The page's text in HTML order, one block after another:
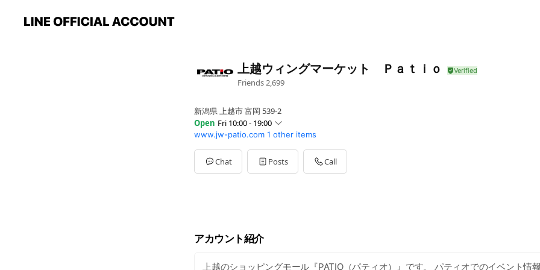
上越ウィングマーケット Ｐａｔｉｏ
Friends 2,699
新潟県 上越市 富岡 539-2
Open Fri 10:00 - 19:00
Sun10:00 - 19:00
Mon10:00 - 19:00
Tue10:00 - 19:00
Wed10:00 - 19:00
www.jw-patio.com 1 other items
Chat Posts Call
アカウント紹介
上越のショッピングモール『PATIO（パティオ）』です。 パティオでのイベント情